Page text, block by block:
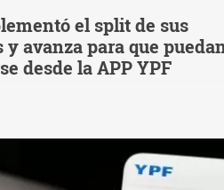
el split de sus
y avanza para que
desde la APP YPF